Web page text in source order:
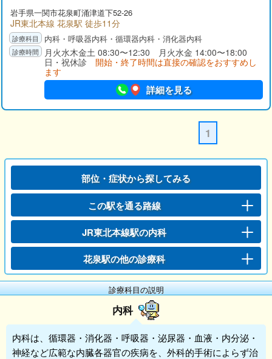
岩手県一関市花泉町涌津道下52-26
JR東北本線 花泉駅 徒歩11分
内科・呼吸器内科・循環器内科・消化器内科
月火水木金土 08:30〜12:30 月火水金 14:00〜18:00
日・祝休診 開始・終了時間は直接の確認をおすすめし
ます
詳細を見る
1
部位・症状から探してみる
この駅を通る路線
JR東北本線駅の内科
花泉駅の他の診療科
診療科目の説明
内科
内科は、循環器・消化器・呼吸器・泌尿器・血液・内分泌・
神経など広範な内臓各器官の疾病を、外科的手術によらず治